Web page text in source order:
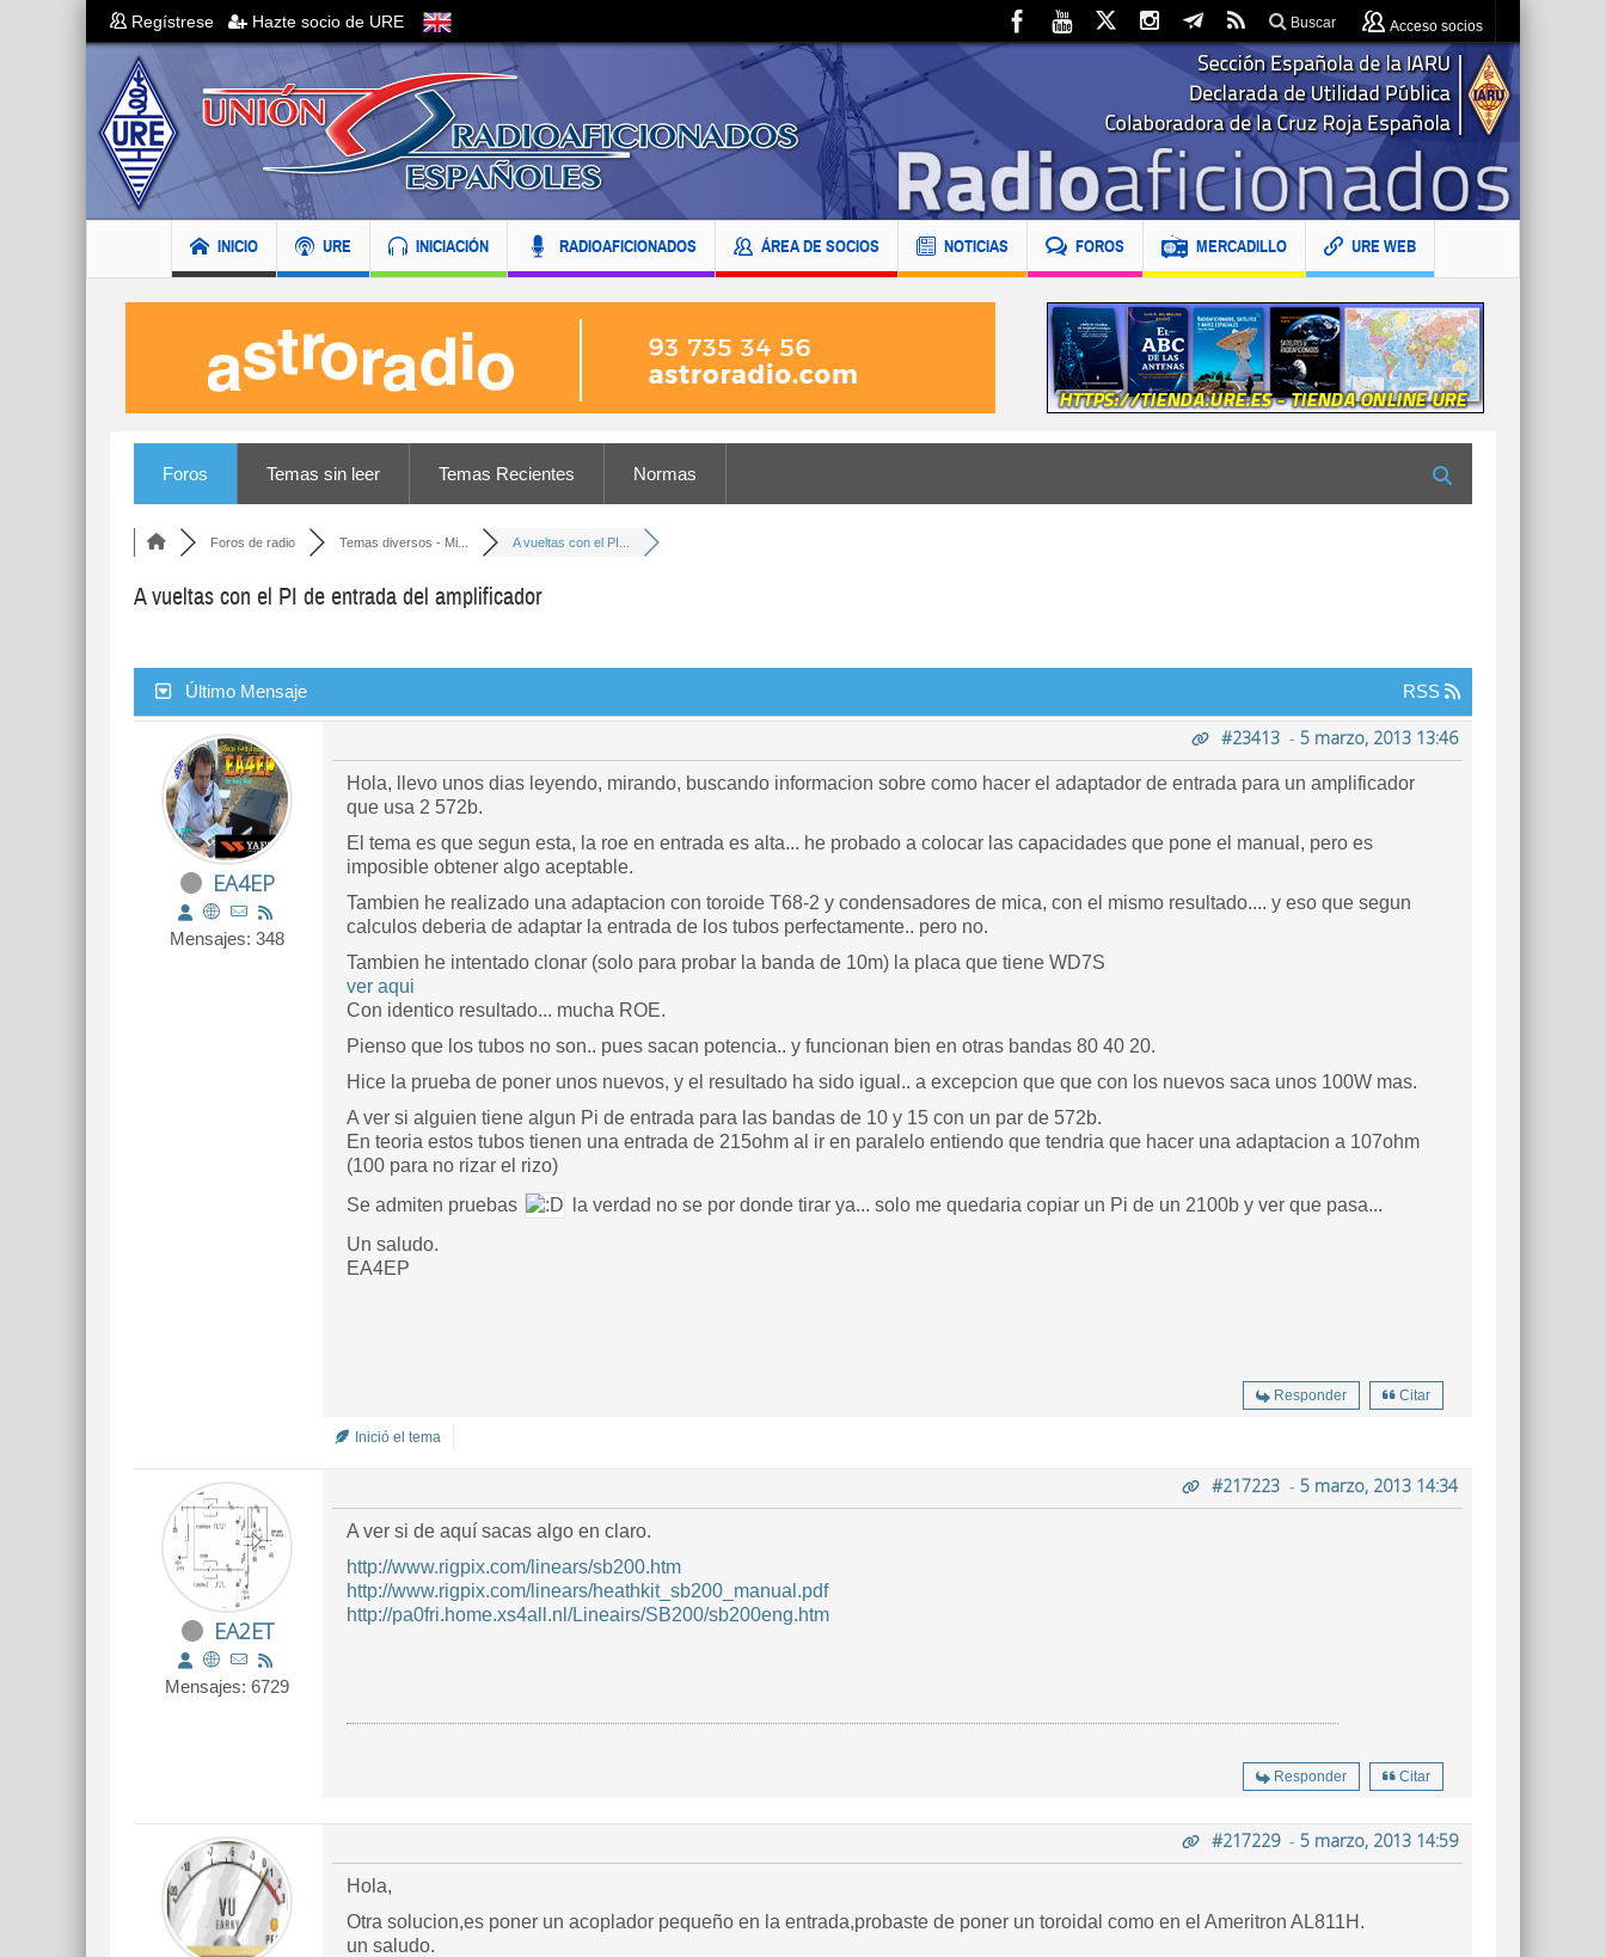
Regístrese Hazte socio de URE Buscar Acceso socios
INICIO URE INICIACIÓN RADIOAFICIONADOS ÁREA DE SOCIOS NOTICIAS FOROS MERCADILLO URE WEB
Foros Temas sin leer Temas Recientes Normas
Foros de radio Temas diversos - Mi... A vueltas con el PI...
A vueltas con el PI de entrada del amplificador
Último Mensaje RSS
EA4EP
Mensajes: 348
#23413 - 5 marzo, 2013 13:46
Hola, llevo unos dias leyendo, mirando, buscando informacion sobre como hacer el adaptador de entrada para un amplificador
que usa 2 572b.
El tema es que segun esta, la roe en entrada es alta... he probado a colocar las capacidades que pone el manual, pero es
imposible obtener algo aceptable.
Tambien he realizado una adaptacion con toroide T68-2 y condensadores de mica, con el mismo resultado.... y eso que segun
calculos deberia de adaptar la entrada de los tubos perfectamente.. pero no.
Tambien he intentado clonar (solo para probar la banda de 10m) la placa que tiene WD7S
ver aqui
Con identico resultado... mucha ROE.
Pienso que los tubos no son.. pues sacan potencia.. y funcionan bien en otras bandas 80 40 20.
Hice la prueba de poner unos nuevos, y el resultado ha sido igual.. a excepcion que que con los nuevos saca unos 100W mas.
A ver si alguien tiene algun Pi de entrada para las bandas de 10 y 15 con un par de 572b.
En teoria estos tubos tienen una entrada de 215ohm al ir en paralelo entiendo que tendria que hacer una adaptacion a 107ohm
(100 para no rizar el rizo)
Se admiten pruebas
la verdad no se por donde tirar ya... solo me quedaria copiar un Pi de un 2100b y ver que pasa...
Un saludo.
EA4EP
Responder Citar
Inició el tema
EA2ET
Mensajes: 6729
#217223 - 5 marzo, 2013 14:34
A ver si de aquí sacas algo en claro.
http://www.rigpix.com/linears/sb200.htm
http://www.rigpix.com/linears/heathkit_sb200_manual.pdf
http://pa0fri.home.xs4all.nl/Lineairs/SB200/sb200eng.htm
Responder Citar
#217229- 5 marzo, 2013 14:59
Hola,
Otra solucion,es poner un acoplador pequeño en la entrada,probaste de poner un toroidal como en el Ameritron AL811H.
un saludo.